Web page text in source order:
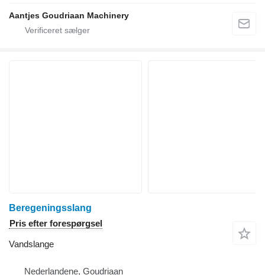
Aantjes Goudriaan Machinery
Beregeningsslang
Pris efter forespørgsel
Vandslange
Nederlandene, Goudriaan